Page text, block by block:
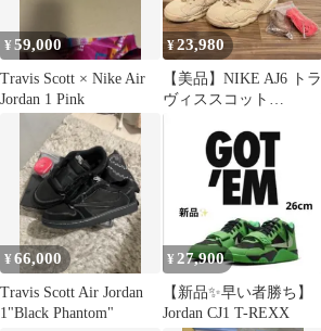
¥59,000
Travis Scott × Nike Air
Jordan 1 Pink
¥23,980
【美品】NIKE AJ6 トラ
ヴィススコット
¥66,000
Travis Scott Air Jordan
1"Black Phantom"
¥ 27,900
【新品✨️早い者勝ち】
Jordan CJ1 T-REXX